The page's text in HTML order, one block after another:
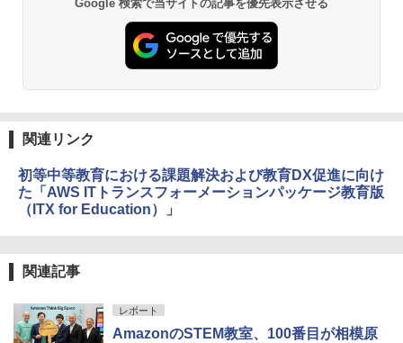
Google 検索で当サイトの記事を優先表示させる
関連リンク
初等中等教育における課題解決および教育DX促進に向け
た「AWS ITトランスフォーメーションパッケージ教育版
（ITX for Education）」
関連記事
レポート
AmazonのSTEM教室、100番目が相模原